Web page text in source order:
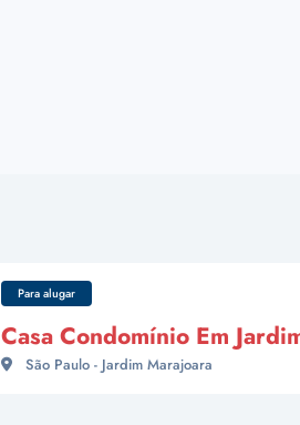
Para alugar
Casa Condomínio Em
São Paulo - Jardim Marajoara